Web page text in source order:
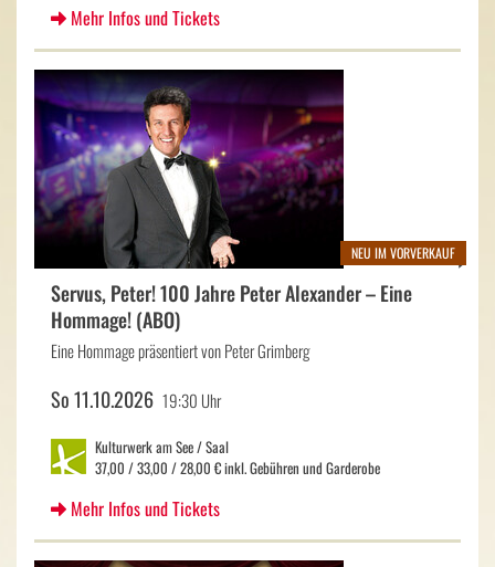
Mehr Infos und Tickets
NEU IM VORVERKAUF
Servus, Peter! 100 Jahre Peter Alexander – Eine
Hommage! (ABO)
Eine Hommage präsentiert von Peter Grimberg
So 11.10.2026 19:30 Uhr
Kulturwerk am See / Saal
37,00 / 33,00 / 28,00 € inkl. Gebühren und Garderobe
Mehr Infos und Tickets